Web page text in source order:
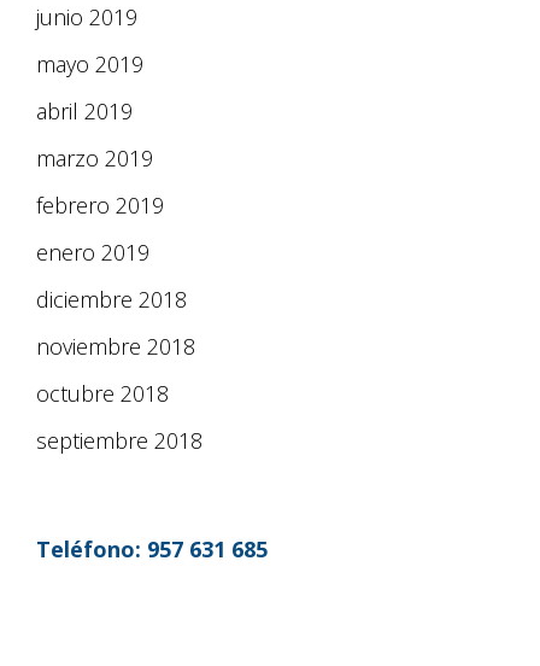
junio 2019
mayo 2019
abril 2019
marzo 2019
febrero 2019
enero 2019
diciembre 2018
noviembre 2018
octubre 2018
septiembre 2018
Teléfono: 957 631 685